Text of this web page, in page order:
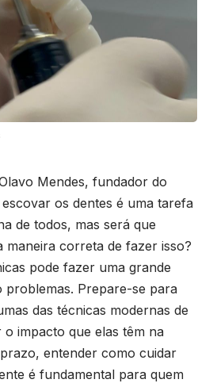
Mendes, fundador do
os dentes é uma tarefa
de todos, mas será que
maneira correta de fazer isso?
pode fazer uma grande
problemas. Prepare-se para
das técnicas modernas de
impacto que elas têm na
entender como cuidar
é fundamental para quem